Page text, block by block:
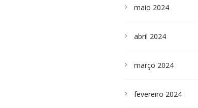
maio 2024
abril 2024
março 2024
fevereiro 2024